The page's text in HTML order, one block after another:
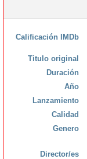
Calificación IMDb
Titulo original
Duración
Año
Lanzamiento
Calidad
Genero
Director/es